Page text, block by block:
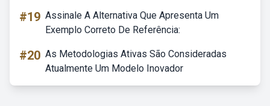
#19 Assinale A Alternativa Que Apresenta Um
Exemplo Correto De Referência:
#20 As Metodologias Ativas São Consideradas
Atualmente Um Modelo Inovador